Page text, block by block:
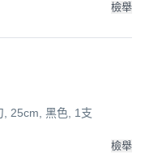
檢舉
, 25cm, 黑色, 1支
檢舉